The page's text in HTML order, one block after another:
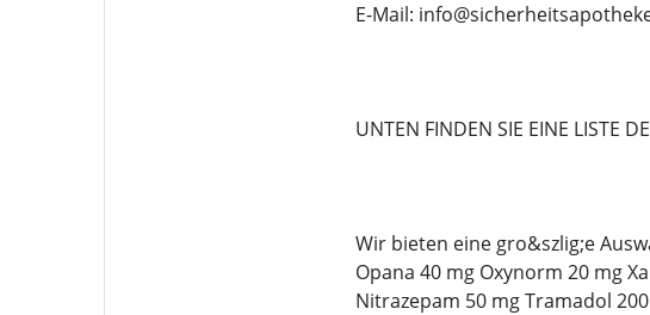
E-Mail:
UNTEN FINDEN SIE EINE LISTE
Wir bieten eine gro&szlig;e
Opana 40 mg Oxynorm 20 mg
Nitrazepam 50 mg Tramadol